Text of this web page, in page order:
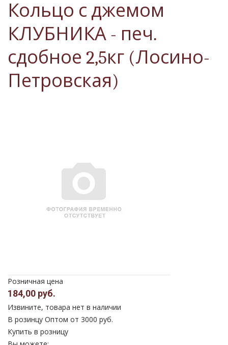
Кольцо с джемом
КЛУБНИКА - печ.
сдобное 2,5кг (Лосино-
Петровская)
Розничная цена
184,00 руб.
Извините, товара нет в наличии
В розинцу Оптом от 3000 руб.
Купить в розницу